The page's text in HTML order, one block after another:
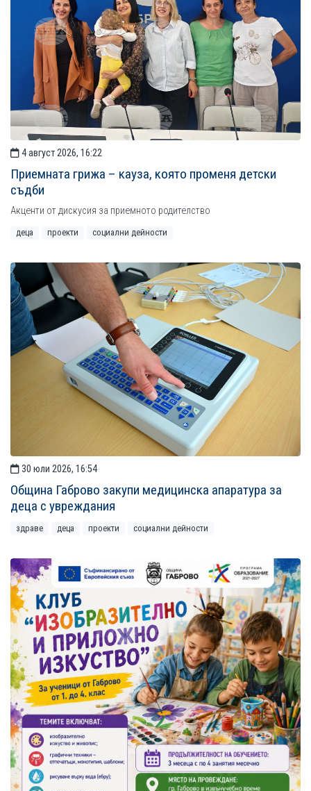
4 август 2026, 16:22
Приемната грижа – кауза, която променя детски
съдби
Акценти от дискусия за приемното родителство
деца проекти социални дейности
30 юли 2026, 16:54
Община Габрово закупи медицинска апаратура за
деца с увреждания
здраве деца проекти социални дейности